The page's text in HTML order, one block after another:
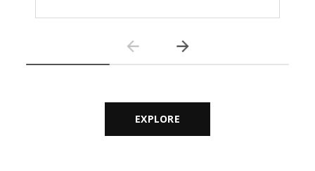
EXPLORE